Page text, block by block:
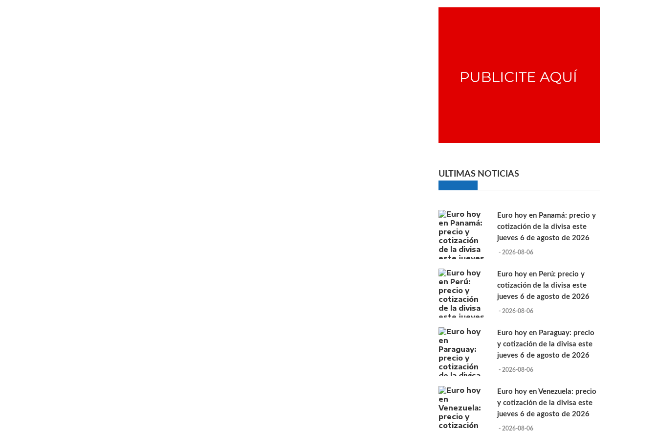
ULTIMAS NOTICIAS
Euro hoy en Panamá: precio y
cotización de la divisa este
jueves 6 de agosto de 2026
- 2026-08-06
Euro hoy en Perú: precio y
cotización de la divisa este
jueves 6 de agosto de 2026
- 2026-08-06
Euro hoy en Paraguay: precio
y cotización de la divisa este
jueves 6 de agosto de 2026
- 2026-08-06
Euro hoy en Venezuela: precio
y cotización de la divisa este
jueves 6 de agosto de 2026
- 2026-08-06